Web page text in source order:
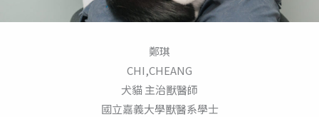
鄭琪
CHI,CHEANG
犬貓 主治獸醫師
國立嘉義大學獸醫系學士